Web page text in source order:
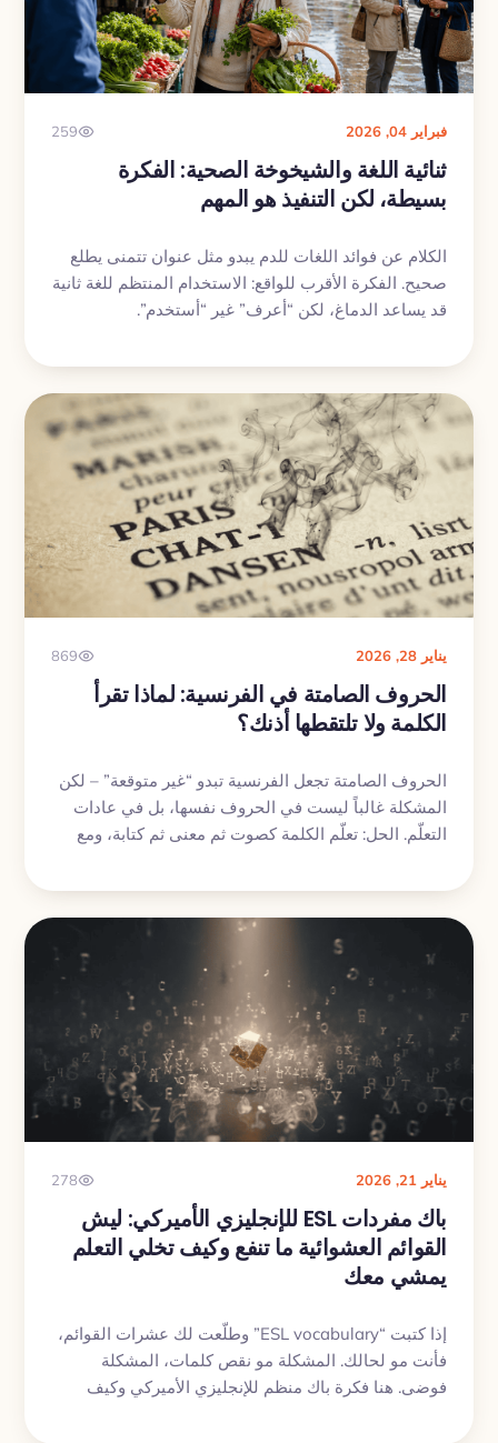
فبراير 04, 2026 259
ثنائية اللغة والشيخوخة الصحية: الفكرة
بسيطة، لكن التنفيذ هو المهم
الكلام عن فوائد اللغات للدم يبدو مثل عنوان تتمنى يطلع
صحيح. الفكرة الأقرب للواقع: الاستخدام المنتظم للغة ثانية
قد يساعد الدماغ، لكن “أعرف” غير “أستخدم”.
يناير 28, 2026 869
الحروف الصامتة في الفرنسية: لماذا تقرأ
الكلمة ولا تلتقطها أذنك؟
الحروف الصامتة تجعل الفرنسية تبدو “غير متوقعة” – لكن
المشكلة غالباً ليست في الحروف نفسها، بل في عادات
التعلّم. الحل: تعلّم الكلمة كصوت ثم معنى ثم كتابة، ومع
يناير 21, 2026 278
باك مفردات ESL للإنجليزي الأميركي: ليش
القوائم العشوائية ما تنفع وكيف تخلي التعلم
يمشي معك
إذا كتبت “ESL vocabulary” وطلّعت لك عشرات القوائم،
فأنت مو لحالك. المشكلة مو نقص كلمات، المشكلة
فوضى. هنا فكرة باك منظم للإنجليزي الأميركي وكيف